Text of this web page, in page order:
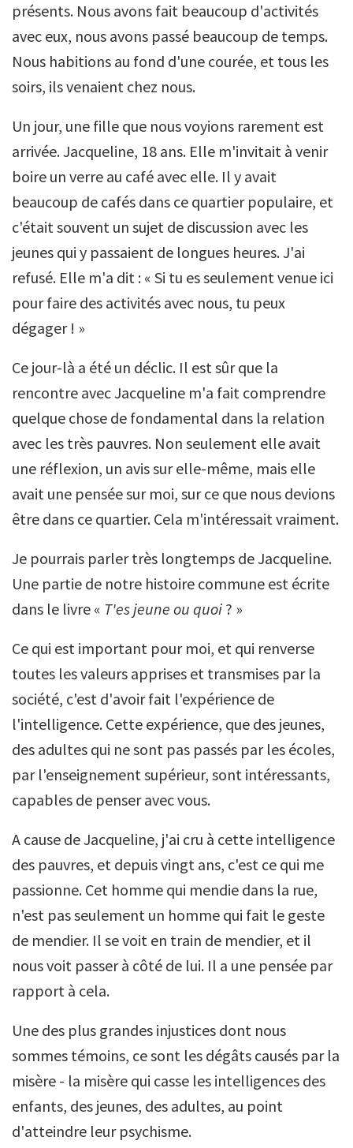
présents. Nous avons fait beaucoup d'activités
avec eux, nous avons passé beaucoup de temps.
Nous habitions au fond d'une courée, et tous les
soirs, ils venaient chez nous.
Un jour, une fille que nous voyions rarement est
arrivée. Jacqueline, 18 ans. Elle m'invitait à venir
boire un verre au café avec elle. Il y avait
beaucoup de cafés dans ce quartier populaire, et
c'était souvent un sujet de discussion avec les
jeunes qui y passaient de longues heures. J'ai
refusé. Elle m'a dit : « Si tu es seulement venue ici
pour faire des activités avec nous, tu peux
dégager ! »
Ce jour-là a été un déclic. Il est sûr que la
rencontre avec Jacqueline m'a fait comprendre
quelque chose de fondamental dans la relation
avec les très pauvres. Non seulement elle avait
une réflexion, un avis sur elle-même, mais elle
avait une pensée sur moi, sur ce que nous devions
être dans ce quartier. Cela m'intéressait vraiment.
Je pourrais parler très longtemps de Jacqueline.
Une partie de notre histoire commune est écrite
dans le livre « T'es jeune ou quoi ? »
Ce qui est important pour moi, et qui renverse
toutes les valeurs apprises et transmises par la
société, c'est d'avoir fait l'expérience de
l'intelligence. Cette expérience, que des jeunes,
des adultes qui ne sont pas passés par les écoles,
par l'enseignement supérieur, sont intéressants,
capables de penser avec vous.
A cause de Jacqueline, j'ai cru à cette intelligence
des pauvres, et depuis vingt ans, c'est ce qui me
passionne. Cet homme qui mendie dans la rue,
n'est pas seulement un homme qui fait le geste
de mendier. Il se voit en train de mendier, et il
nous voit passer à côté de lui. Il a une pensée par
rapport à cela.
Une des plus grandes injustices dont nous
sommes témoins, ce sont les dégâts causés par la
misère - la misère qui casse les intelligences des
enfants, des jeunes, des adultes, au point
d'atteindre leur psychisme.